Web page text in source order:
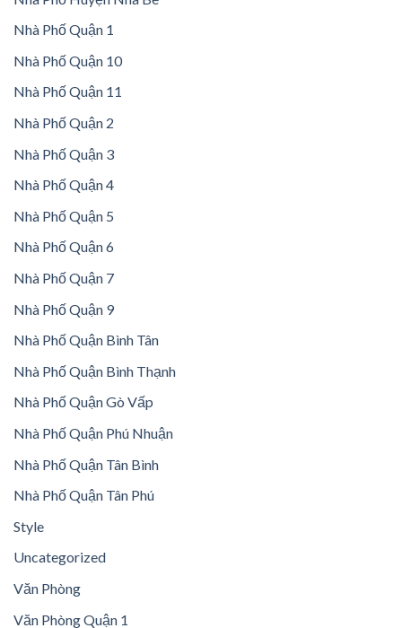
Nhà Phố Quận 1
Nhà Phố Quận 10
Nhà Phố Quận 11
Nhà Phố Quận 2
Nhà Phố Quận 3
Nhà Phố Quận 4
Nhà Phố Quận 5
Nhà Phố Quận 6
Nhà Phố Quận 7
Nhà Phố Quận 9
Nhà Phố Quận Bình Tân
Nhà Phố Quận Bình Thạnh
Nhà Phố Quận Gò Vấp
Nhà Phố Quận Phú Nhuận
Nhà Phố Quận Tân Bình
Nhà Phố Quận Tân Phú
Style
Uncategorized
Văn Phòng
Văn Phòng Quận 1